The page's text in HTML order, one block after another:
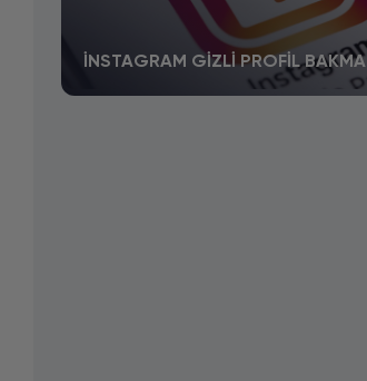
İNSTAGRAM GIZLI PROFIL BAKMA